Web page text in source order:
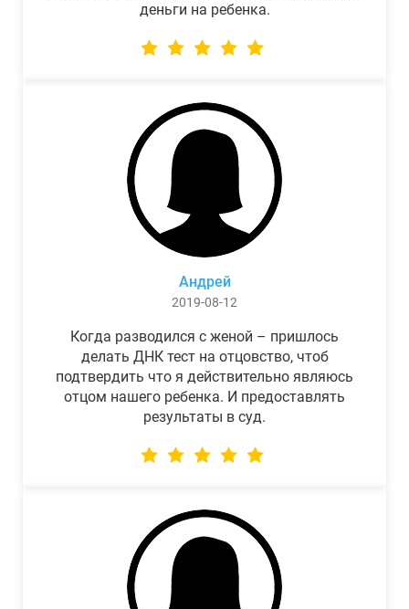
деньги на ребенка.
Андрей
2019-08-12
Когда разводился с женой – пришлось
делать ДНК тест на отцовство, чтоб
подтвердить что я действительно являюсь
отцом нашего ребенка. И предоставлять
результаты в суд.